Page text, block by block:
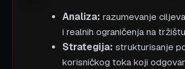
Analiza: razumevanje
i realnih ograničenja na
Strategija: strukturisanje
korisničkog toka koji